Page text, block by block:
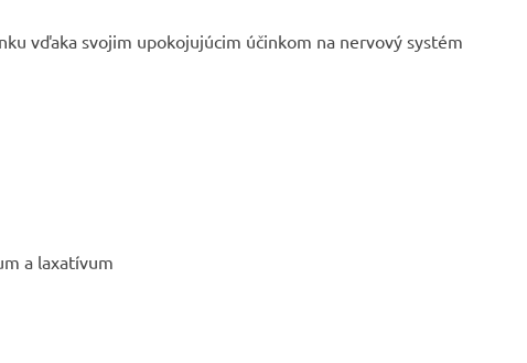
vďaka svojim upokojujúcim účinkom na nervový systém
a laxatívum